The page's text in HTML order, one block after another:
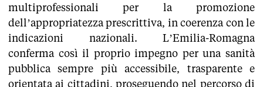
multiprofessionali per la promozione
dell’appropriatezza prescrittiva, in coerenza con le
indicazioni nazionali. L’Emilia-Romagna
conferma così il proprio impegno per una sanità
pubblica sempre più accessibile, trasparente e
orientata ai cittadini, proseguendo nel percorso di